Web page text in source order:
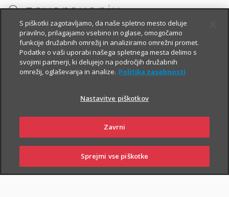
SKLENI
PRIJAVI
ŠKODO
ZASTOPNIKA
POSLOVALNICO
O zavarovanju
OSNOVNO IN DODATNA
ZAVAROVANJA
V okviru Fleksa za starejše ste zavarovani:
za primer nezgodne smrti, i
S piškotki zagotavljamo, da naše spletno mesto deluje
pravilno, prilagajamo vsebino in oglase, omogočamo
funkcije družabnih omrežij in analiziramo omrežni promet.
Podatke o vaši uporabi našega spletnega mesta delimo s
svojimi partnerji, ki delujejo na področjih družabnih
omrežij, oglaševanja in analize. Politika zasebnosti
Nastavitve piškotkov
Zavrni
Sprejmi vse piškotke